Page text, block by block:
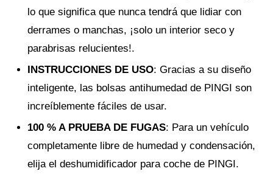
lo que significa que nunca tendrá que lidiar con
derrames o manchas, ¡solo un interior seco y
parabrisas relucientes!.
INSTRUCCIONES DE USO: Gracias a su diseño
inteligente, las bolsas antihumedad de PINGI son
increíblemente fáciles de usar.
100 % A PRUEBA DE FUGAS: Para un vehículo
completamente libre de humedad y condensación,
elija el deshumidificador para coche de PINGI.